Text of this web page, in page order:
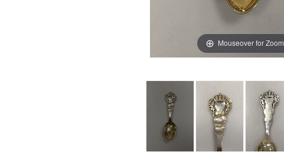
Mouseover for Zoom